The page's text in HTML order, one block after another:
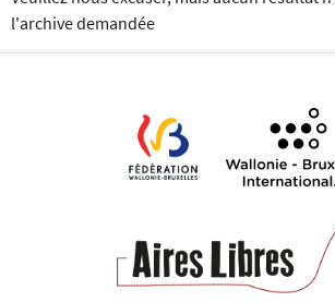
l'archive demandée